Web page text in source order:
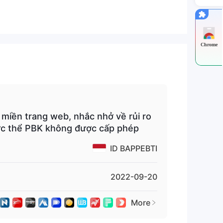
trang web, nhắc nhở về rủi ro
thể PBK không được cấp phép
ID BAPPEBTI
2022-09-20
More
Chrome